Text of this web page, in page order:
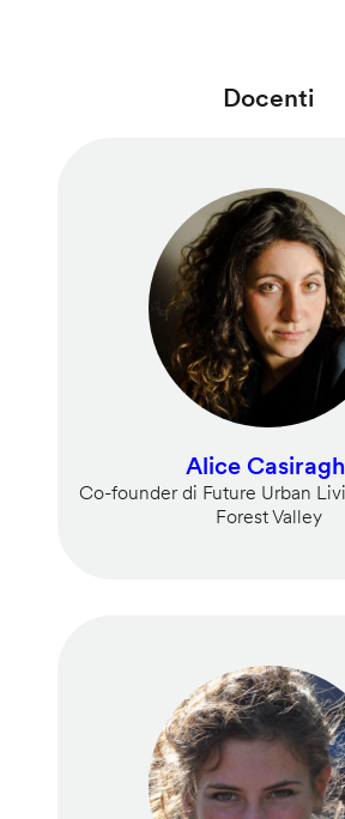
Docenti
Alice
Co-founder di Future Urban
Forest Valley